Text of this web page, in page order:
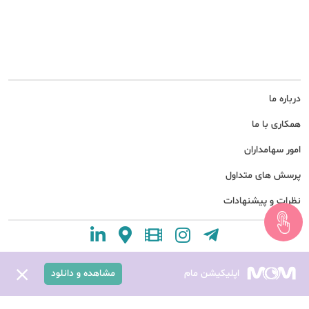
درباره ما
همکاری با ما
امور سهامداران
پرسش های متداول
نظرات و پیشنهادات
اپلیکیشن مام مشاهده و دانلود